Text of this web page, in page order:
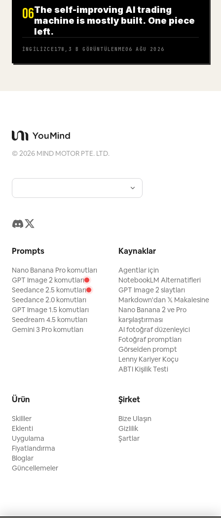
06The self-improving AI trading
machine is mostly built. One piece
left.
İNGILIZCE 178,3 B GÖRÜNTÜLENME06 AĞU 2026
©2026 MIND MOTOR PTE. LTD.
Prompts
Nano Banana Pro komutları
GPT Image 2 komutları
Seedance 2.5 komutları
Seedance 2.0 komutları
GPT Image 1.5 komutları
Seedream 4.5 komutları
Gemini 3 Pro komutları
Kaynaklar
Agentlar için
NotebookLM Alternatifleri
GPT Image 2 slaytları
Markdown'dan 𝕏 Makalesine
Nano Banana 2 ve Pro
karşılaştırması
AI fotoğraf düzenleyici
Fotoğraf promptları
Görselden prompt
Lenny Kariyer Koçu
ABTI Kişilik Testi
Ürün
Skilller
Eklenti
Uygulama
Fiyatlandırma
Bloglar
Güncellemeler
Şirket
Bize Ulaşın
Gizlilik
Şartlar